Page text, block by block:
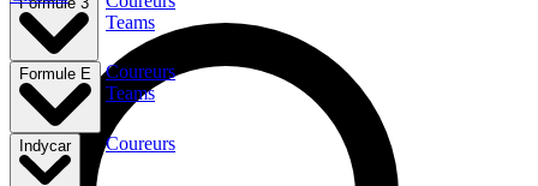
Teams
Formule E
Coureurs
Teams
Indycar Coureurs